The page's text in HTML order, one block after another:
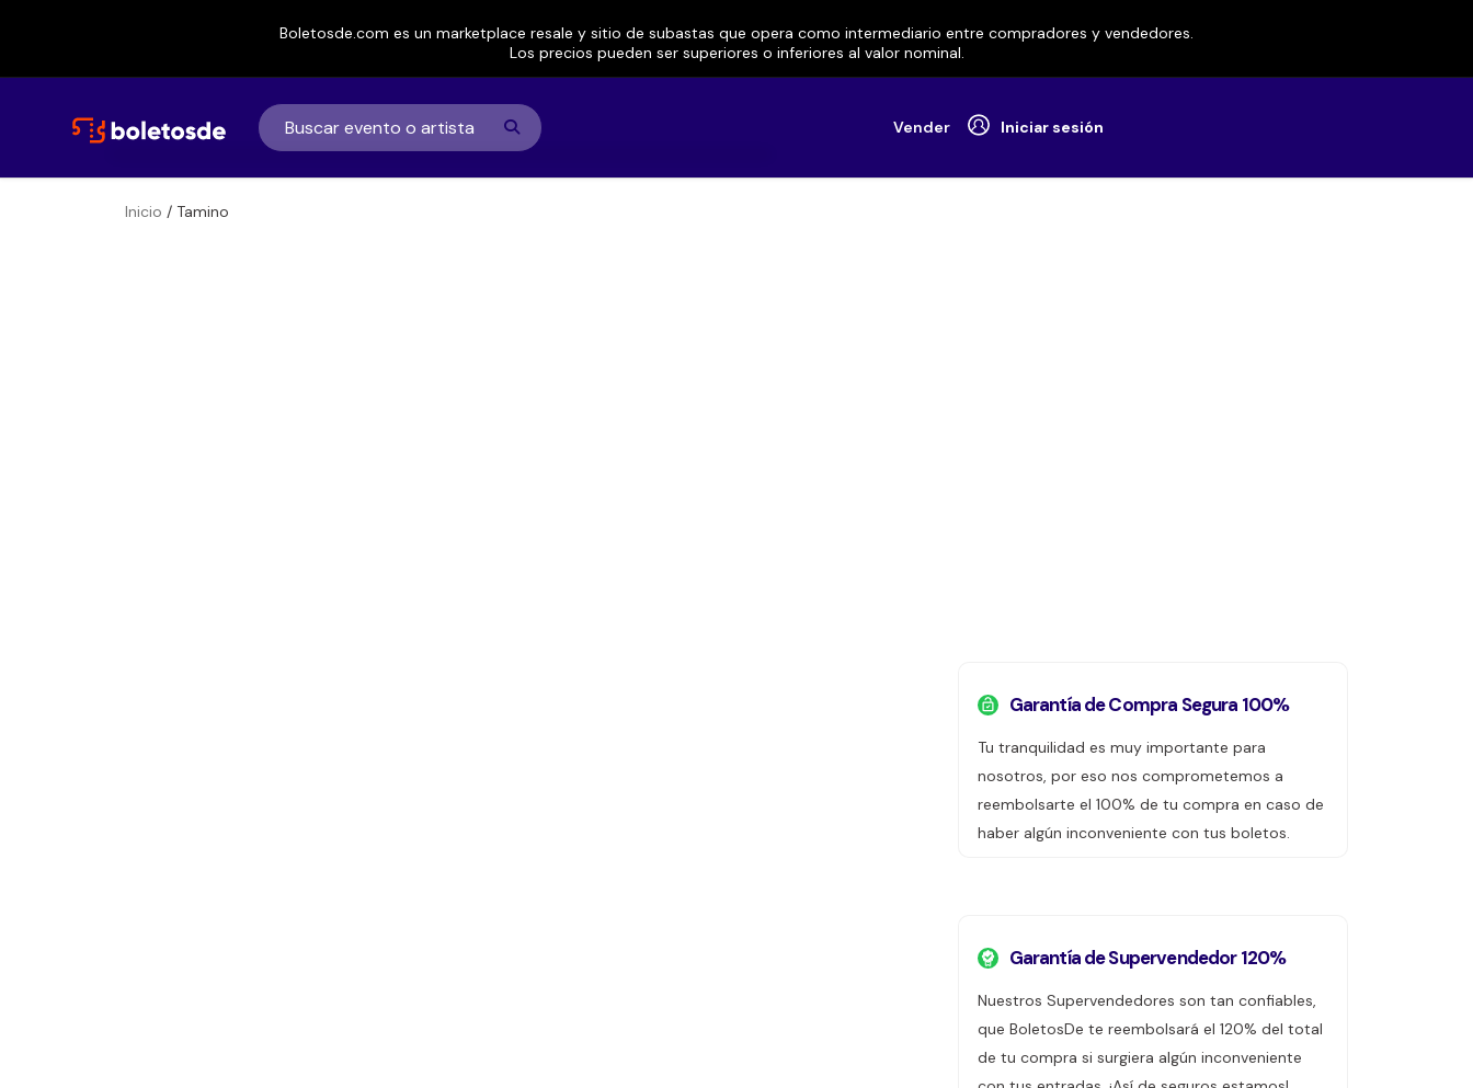
Boletosde.com es un marketplace resale y sitio de subastas que opera como intermediario entre compradores y vendedores.
Los precios pueden ser superiores o inferiores al valor nominal.
Vender Iniciar sesión
Inicio / Tamino
Garantía de Compra Segura 100%
Tu tranquilidad es muy importante para
nosotros, por eso nos comprometemos a
reembolsarte el 100% de tu compra en caso de
haber algún inconveniente con tus boletos.
Garantía de Supervendedor 120%
Nuestros Supervendedores son tan confiables,
que BoletosDe te reembolsará el 120% del total
de tu compra si surgiera algún inconveniente